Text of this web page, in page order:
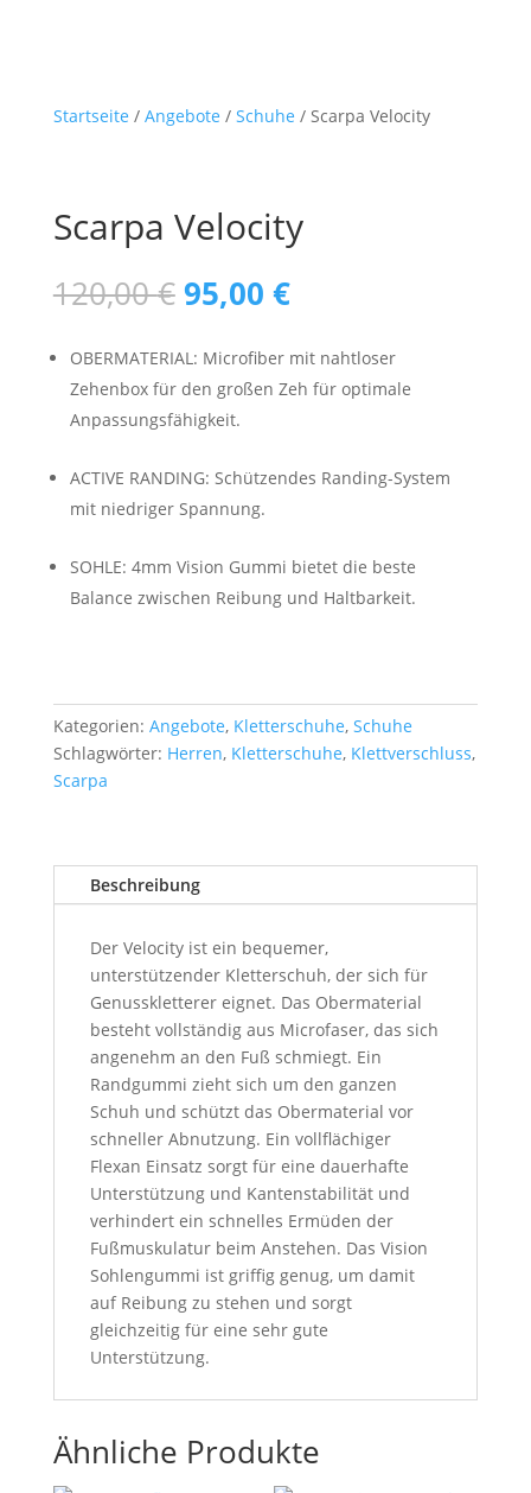
Startseite / Angebote / Schuhe / Scarpa Velocity
Scarpa Velocity
120,00€ Ursprünglicher
Preis
war:
120,00 €
95,00 €Aktueller
Preis
ist:
95,00 €.
OBERMATERIAL: Microfiber mit nahtloser
Zehenbox für den großen Zeh für optimale
Anpassungsfähigkeit.
ACTIVE RANDING: Schützendes Randing-System
mit niedriger Spannung.
SOHLE: 4mm Vision Gummi bietet die beste
Balance zwischen Reibung und Haltbarkeit.
Kategorien: Angebote, Kletterschuhe, Schuhe
Schlagwörter: Herren, Kletterschuhe, Klettverschluss,
Scarpa
Beschreibung
Der Velocity ist ein bequemer,
unterstützender Kletterschuh, der sich für
Genusskletterer eignet. Das Obermaterial
besteht vollständig aus Microfaser, das sich
angenehm an den Fuß schmiegt. Ein
Randgummi zieht sich um den ganzen
Schuh und schützt das Obermaterial vor
schneller Abnutzung. Ein vollflächiger
Flexan Einsatz sorgt für eine dauerhafte
Unterstützung und Kantenstabilität und
verhindert ein schnelles Ermüden der
Fußmuskulatur beim Anstehen. Das Vision
Sohlengummi ist griffig genug, um damit
auf Reibung zu stehen und sorgt
gleichzeitig für eine sehr gute
Unterstützung.
Ähnliche Produkte